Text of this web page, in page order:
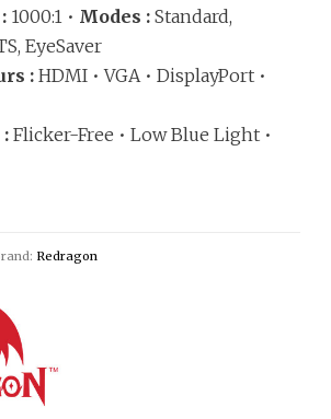
1000:1 • Modes : Standard,
EyeSaver
: HDMI • VGA • DisplayPort •
Flicker-Free • Low Blue Light •
Redragon